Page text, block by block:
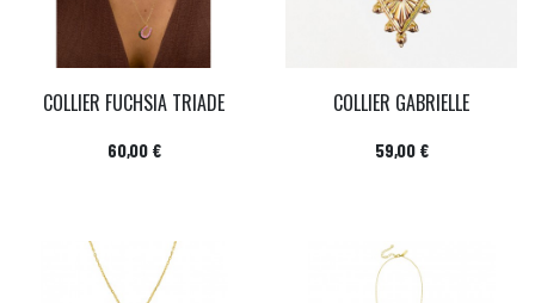
COLLIER FUCHSIA TRIADE
Prix
60,00 €
COLLIER GABRIELLE
Prix
59,00 €